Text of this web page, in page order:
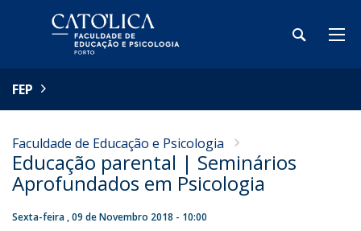
FEP
Faculdade de Educação e Psicologia
Educação parental | Seminários
Aprofundados em Psicologia
Sexta-feira , 09 de Novembro 2018 - 10:00